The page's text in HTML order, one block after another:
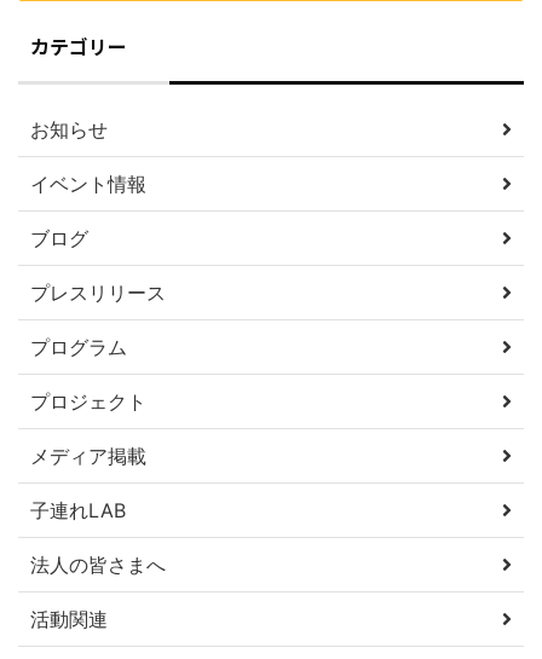
カテゴリー
お知らせ
イベント情報
ブログ
プレスリリース
プログラム
プロジェクト
メディア掲載
子連れLAB
法人の皆さまへ
活動関連